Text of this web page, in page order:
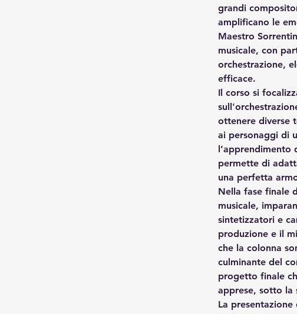
grandi
amplificano le
Maestro
musicale, con
orchestrazione,
efficace.
Il corso si
ottenere diverse
ai personaggi di
l’apprendimento
permette di
una perfetta
Nella fase finale
musicale,
sintetizzatori e
produzione e il
che la colonna
culminante del
progetto finale
apprese, sotto la
La